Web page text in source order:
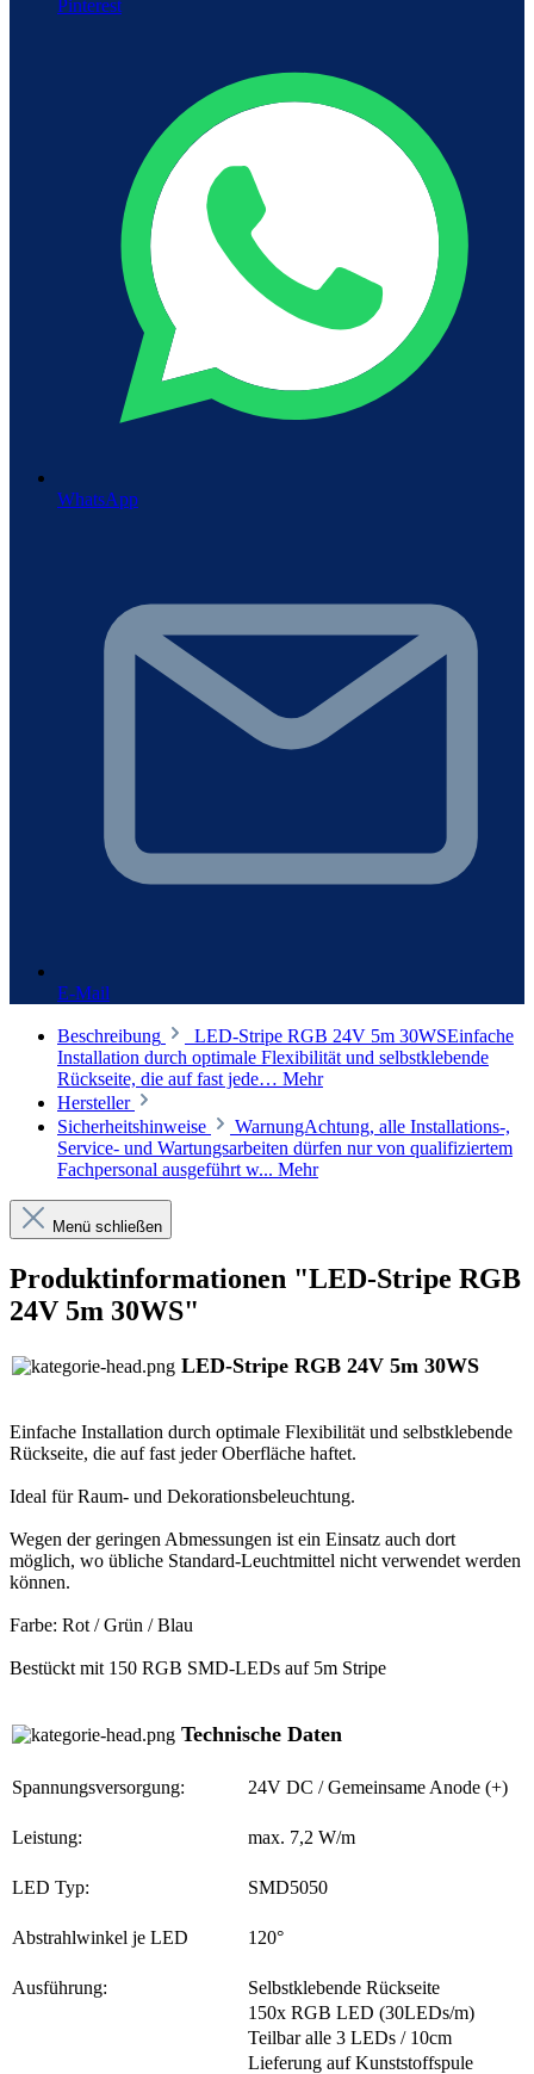
Pinterest
WhatsApp
E-Mail
Beschreibung
LED-Stripe RGB 24V 5m 30WSEinfache
Installation durch optimale Flexibilität und selbstklebende
Rückseite, die auf fast jede… Mehr
Hersteller
Sicherheitshinweise
WarnungAchtung, alle Installations-,
Service- und Wartungsarbeiten dürfen nur von qualifiziertem
Fachpersonal ausgeführt w... Mehr
Menü schließen
Produktinformationen "LED-Stripe RGB
24V 5m 30WS"
LED-Stripe RGB 24V 5m 30WS
Einfache Installation durch optimale Flexibilität und selbstklebende
Rückseite, die auf fast jeder Oberfläche haftet.
Ideal für Raum- und Dekorationsbeleuchtung.
Wegen der geringen Abmessungen ist ein Einsatz auch dort
möglich, wo übliche Standard-Leuchtmittel nicht verwendet werden
können.
Farbe: Rot / Grün / Blau
Bestückt mit 150 RGB SMD-LEDs auf 5m Stripe
Technische Daten
Spannungsversorgung: 24V DC / Gemeinsame Anode (+)
Leistung: max. 7,2 W/m
LED Typ: SMD5050
Abstrahlwinkel je LED 120°
Ausführung:
Selbstklebende Rückseite
150x RGB LED (30LEDs/m)
Teilbar alle 3 LEDs / 10cm
Lieferung auf Kunststoffspule